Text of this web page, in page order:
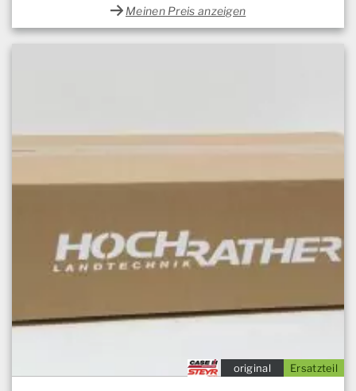
Meinen Preis anzeigen
Ersatzteil
original